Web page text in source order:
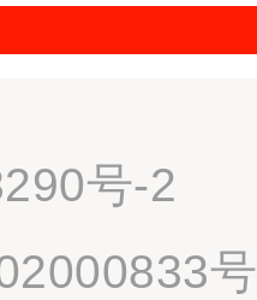
号-2
号